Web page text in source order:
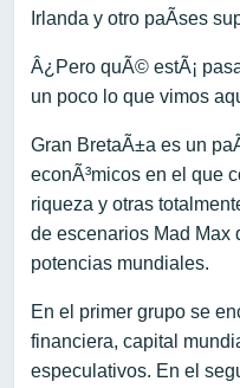
Irlanda y otro paÃ­ses
Â¿Pero quÃ© estÃ¡
un poco lo que vimos
Gran BretaÃ±a es un
econÃ³micos en el que
riqueza y otras
de escenarios Mad Max
potencias mundiales.
En el primer grupo se
financiera, capital
especulativos. En el